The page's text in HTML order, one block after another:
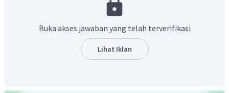
Buka akses jawaban yang telah terverifikasi
Lihat Iklan